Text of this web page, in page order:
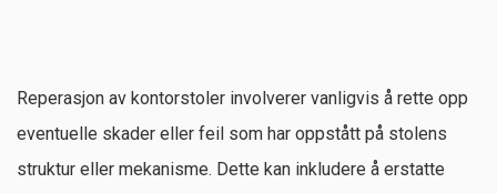
Reperasjon av kontorstoler involverer vanligvis å rette opp
eventuelle skader eller feil som har oppstått på stolens
struktur eller mekanisme. Dette kan inkludere å erstatte